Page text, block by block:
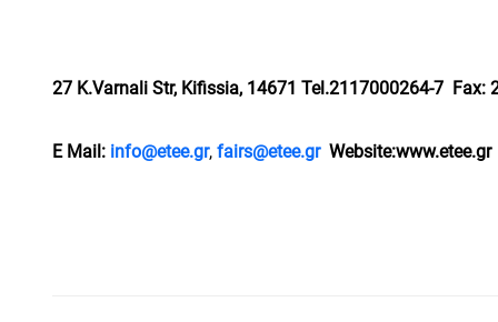
27 K.Varnali Str, Kifissia, 14671 Tel.2117000264-7 Fax:
E Mail: info@etee.gr, fairs@etee.gr Website:www.etee.gr